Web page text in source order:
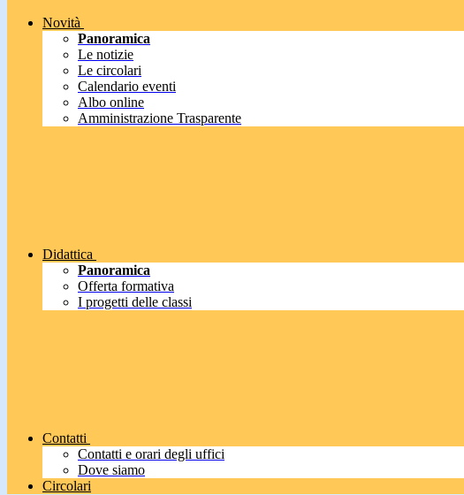
Novità
Panoramica
Le notizie
Le circolari
Calendario eventi
Albo online
Amministrazione Trasparente
Didattica
Panoramica
Offerta formativa
I progetti delle classi
Contatti
Contatti e orari degli uffici
Dove siamo
Circolari